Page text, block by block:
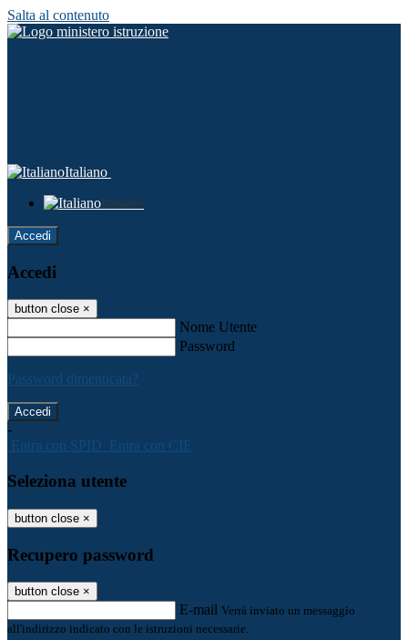
Salta al contenuto
Italiano
Italiano
Accedi
Accedi
button close ×
Nome Utente
Password
Password dimenticata?
-
Entra con SPID Entra con CIE
Seleziona utente
button close ×
Recupero password
button close ×
E-mail Verrà inviato un messaggio
all'indirizzo indicato con le istruzioni necessarie.